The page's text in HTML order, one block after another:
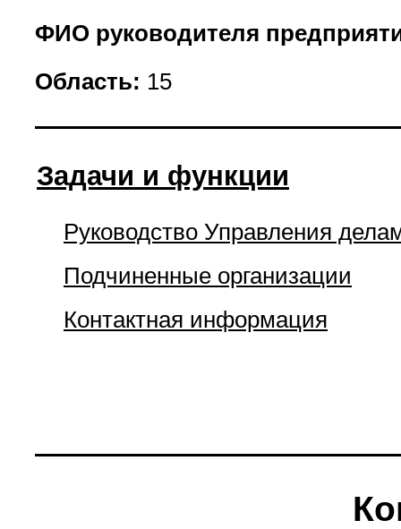
ФИО руководителя
Область: 15
Задачи и функции
Руководство Управления
Подчиненные организации
Контактная информация